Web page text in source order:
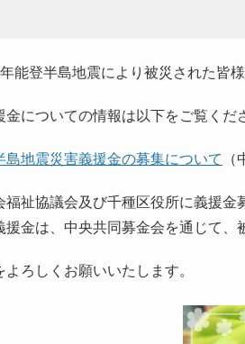
その他(お知らせなど)
能登半島地震により被災された皆
についての情報は以下をご覧くだ
島地震災害義援金の募集について
福祉協議会及び千種区役所に義援金
援金は、中央共同募金会を通じて、
ろしくお願いいたします。